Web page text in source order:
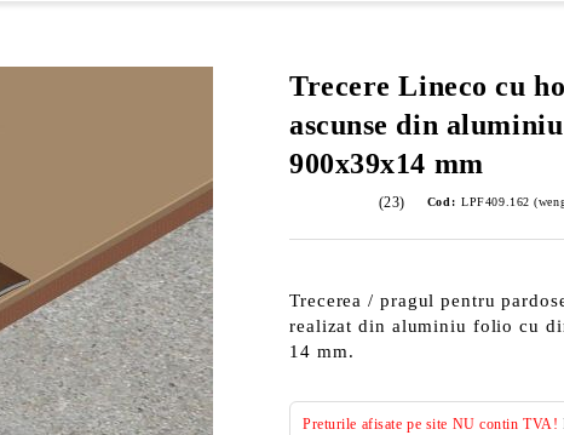
Trecere Lineco cu
ascunse din
900x39x14 mm
(23) Cod: LPF409.162
Trecerea / pragul pentru
realizat din aluminiu folio cu
14 mm.
Preturile afisate pe site NU contin TVA!